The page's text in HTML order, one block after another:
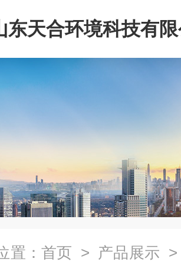
东天合环境科技有
置： 首页 > 产品展示